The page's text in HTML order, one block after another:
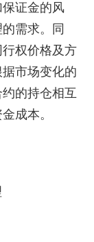
证金的风
需求。同
权价格及方
市场变化的
的持仓相互
成本。